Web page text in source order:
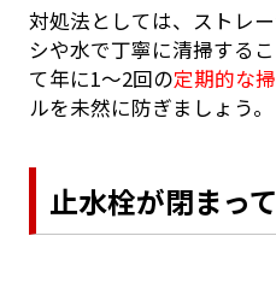
対処法としては、ストレ
シや水で丁寧に清掃する
て年に1～2回の定期的な
ルを未然に防ぎましょう。
止水栓が閉まっ